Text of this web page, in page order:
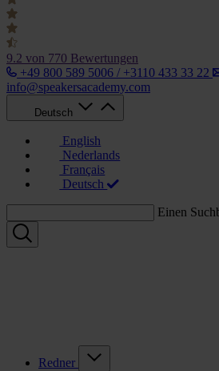
9.2 von 770 Bewertungen
+49 800 589 5006 / +3110 433 33 22
info@speakersacademy.com
Deutsch
English
Nederlands
Français
Deutsch
Einen
Redner